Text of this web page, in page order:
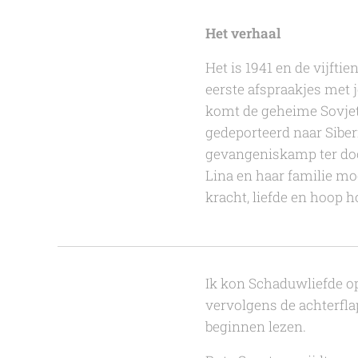
Het verhaal
Het is 1941 en de
eerste afspraakjes met
komt de geheime
gedeporteerd naar
gevangeniskamp ter
Lina en haar familie
kracht, liefde en hoop
Ik kon Schaduwliefde
vervolgens de
beginnen lezen.